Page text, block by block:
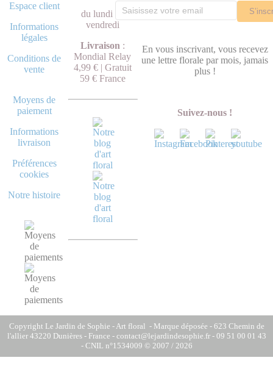
Espace client
Informations
légales
Conditions de
vente
Moyens de
paiement
Informations
livraison
Préférences
cookies
Notre histoire
du lundi au
vendredi
Livraison:
Mondial Relay
4,99 € | Gratuit
59 € France
En vous inscrivant, vous recevez
une lettre florale par mois, jamais
plus !
Suivez-nous !
Copyright Le Jardin de Sophie - Art floral - Marque déposée - 623 Chemin de
l'allier 43220 Dunières - France - contact@lejardindesophie.fr - 09 51 00 01 43
- CNIL n°1534009 © 2007 / 2026